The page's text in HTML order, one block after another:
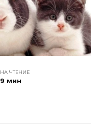
НА ЧТЕНИЕ
9 мин